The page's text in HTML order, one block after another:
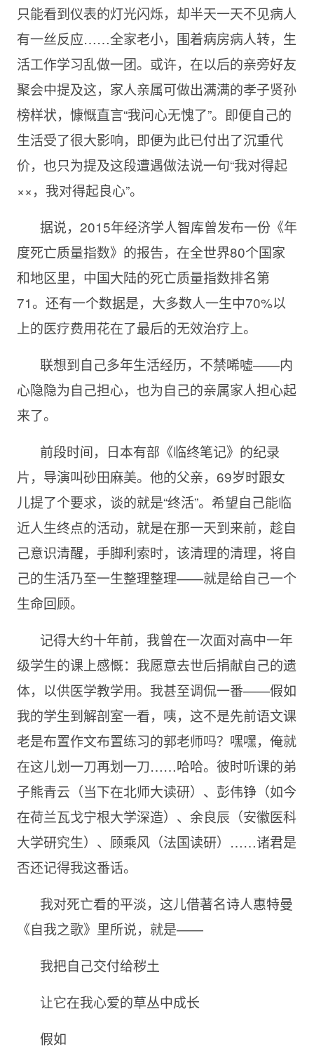
只能看到仪表的灯光闪烁，却半天一天不见病人
有一丝反应……全家老小，围着病房病人转，生
活工作学习乱做一团。或许，在以后的亲旁好友
聚会中提及这，家人亲属可做出满满的孝子贤孙
榜样状，慷慨直言“我问心无愧了”。即便自己的
生活受了很大影响，即便为此已付出了沉重代
价，也只为提及这段遭遇做法说一句“我对得起
××，我对得起良心”。
据说，2015年经济学人智库曾发布一份《年
度死亡质量指数》的报告，在全世界80个国家
和地区里，中国大陆的死亡质量指数排名第
71。还有一个数据是，大多数人一生中70%以
上的医疗费用花在了最后的无效治疗上。
联想到自己多年生活经历，不禁唏嘘——内
心隐隐为自己担心，也为自己的亲属家人担心起
来了。
前段时间，日本有部《临终笔记》的纪录
片，导演叫砂田麻美。他的父亲，69岁时跟女
儿提了个要求，谈的就是“终活”。希望自己能临
近人生终点的活动，就是在那一天到来前，趁自
己意识清醒，手脚利索时，该清理的清理，将自
己的生活乃至一生整理整理——就是给自己一个
生命回顾。
记得大约十年前，我曾在一次面对高中一年
级学生的课上感慨：我愿意去世后捐献自己的遗
体，以供医学教学用。我甚至调侃一番——假如
我的学生到解剖室一看，咦，这不是先前语文课
老是布置作文布置练习的郭老师吗？嘿嘿，俺就
在这儿划一刀再划一刀……哈哈。彼时听课的弟
子熊青云（当下在北师大读研）、彭伟铮（如今
在荷兰瓦戈宁根大学深造）、余良辰（安徽医科
大学研究生）、顾乘风（法国读研）……诸君是
否还记得我这番话。
我对死亡看的平淡，这儿借著名诗人惠特曼
《自我之歌》里所说，就是——
我把自己交付给秽土
让它在我心爱的草丛中成长
假如